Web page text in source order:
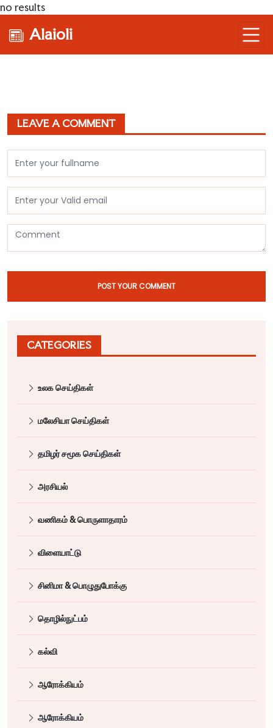
no results
Alaioli
LEAVE A COMMENT
POST YOUR COMMENT
CATEGORIES
உலக செய்திகள்
மலேசியா செய்திகள்
தமிழர் சமூக செய்திகள்
அரசியல்
வணிகம் & பொருளாதாரம்
விளையாட்டு
சினிமா & பொழுதுபோக்கு
தொழில்நுட்பம்
கல்வி
ஆரோக்கியம்
ஆரோக்கியம்